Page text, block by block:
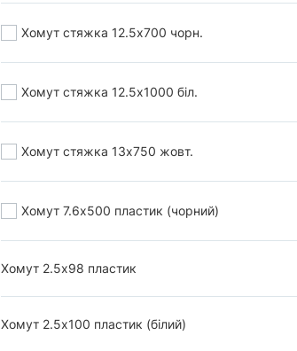
Хомут стяжка 12.5х700 чорн.
Хомут стяжка 12.5х1000 біл.
Хомут стяжка 13х750 жовт.
Хомут 7.6х500 пластик (чорний)
Хомут 2.5х98 пластик
Хомут 2.5х100 пластик (білий)